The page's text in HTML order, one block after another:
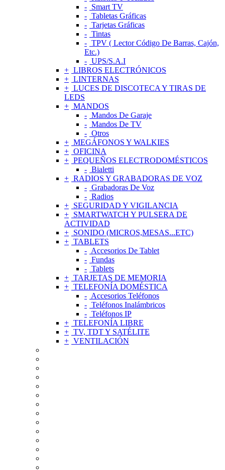
Smart TV
Tabletas Gráficas
Tarjetas Gráficas
Tintas
TPV ( Lector Código De Barras, Cajón,
Etc.)
UPS/S.A.I
LIBROS ELECTRÓNICOS
LINTERNAS
LUCES DE DISCOTECA Y TIRAS DE
LEDS
MANDOS
Mandos De Garaje
Mandos De TV
Otros
MEGÁFONOS Y WALKIES
OFICINA
PEQUEÑOS ELECTRODOMÉSTICOS
Bialetti
RADIOS Y GRABADORAS DE VOZ
Grabadoras De Voz
Radios
SEGURIDAD Y VIGILANCIA
SMARTWATCH Y PULSERA DE
ACTIVIDAD
SONIDO (MICROS,MESAS...ETC)
TABLETS
Accesorios De Tablet
Fundas
Tablets
TARJETAS DE MEMORIA
TELEFONÍA DOMÉSTICA
Accesorios Teléfonos
Teléfonos Inalámbricos
Teléfonos IP
TELEFONÍA LIBRE
TV, TDT Y SATÉLITE
VENTILACIÓN